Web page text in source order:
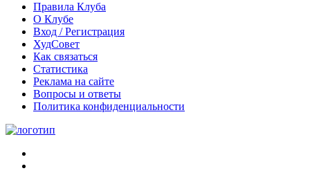
Правила Клуба
О Клубе
Вход / Регистрация
ХудСовет
Как связаться
Статистика
Реклама на сайте
Вопросы и ответы
Политика конфиденциальности